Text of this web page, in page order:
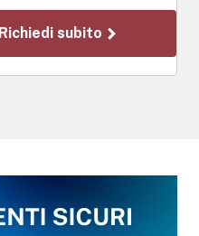
Richiedi subito